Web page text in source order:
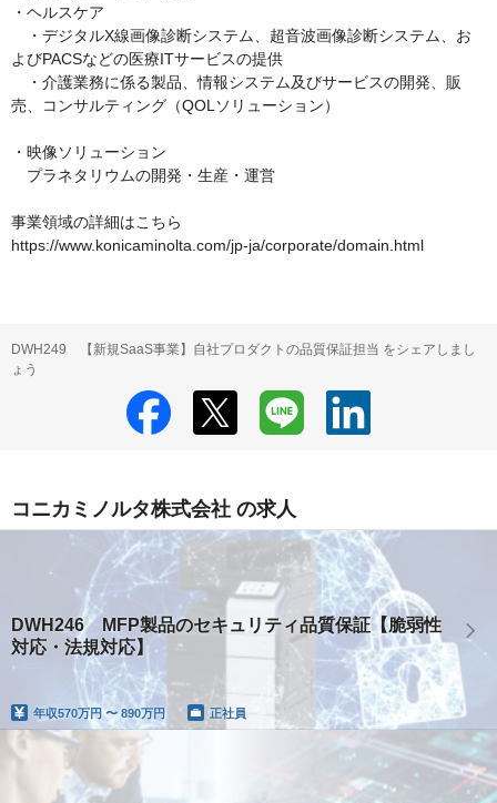
・ヘルスケア
・デジタルX線画像診断システム、超音波画像診断システム、お
よびPACSなどの医療ITサービスの提供
・介護業務に係る製品、情報システム及びサービスの開発、販
売、コンサルティング（QOLソリューション）
・映像ソリューション
プラネタリウムの開発・生産・運営
事業領域の詳細はこちら
https://www.konicaminolta.com/jp-ja/corporate/domain.html
DWH249 【新規SaaS事業】自社プロダクトの品質保証担当 をシェアしまし
ょう
コニカミノルタ株式会社 の求人
DWH246 MFP製品のセキュリティ品質保証【脆弱性
対応・法規対応】
年収570万円 〜 890万円 正社員